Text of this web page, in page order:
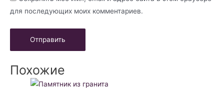
для последующих моих комментариев.
Похожие